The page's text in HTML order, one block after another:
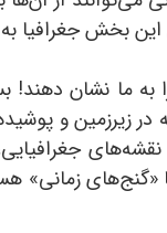
بخش جغرافیا
ما نشان ‌دهند!
زیرزمین و
«گنج‌های